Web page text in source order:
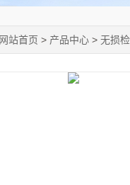
网站首页 > 产品中心 > 无损